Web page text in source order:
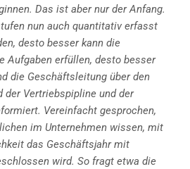
Das ist aber nur der Anfang.
nun auch quantitativ erfasst
desto besser kann die
Aufgaben erfüllen, desto besser
die Geschäftsleitung über den
der Vertriebspipline und der
Vereinfacht gesprochen,
im Unternehmen wissen, mit
das Geschäftsjahr mit
wird. So fragt etwa die